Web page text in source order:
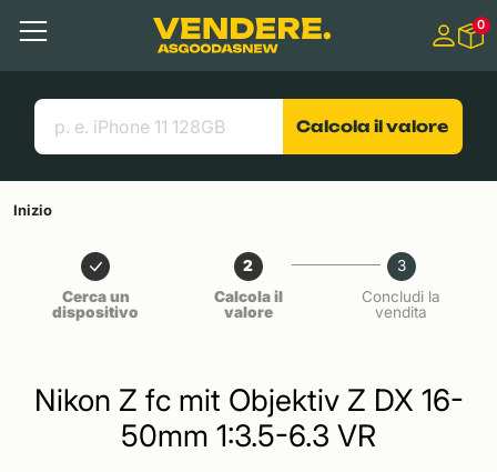
Contenuto principale
Menu
Cerca
Link utili
0
Calcola il valore
Inizio
Cerca un
dispositivo
2
Calcola il
valore
3
Concludi la
vendita
Nikon Z fc mit Objektiv Z DX 16-
50mm 1:3.5-6.3 VR